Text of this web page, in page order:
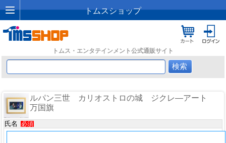
トムスショップ
トムス・エンタテインメント公式通販サイト
ルパン三世 カリオストロの城 ジクレ―アート
万国旗
氏名 必須